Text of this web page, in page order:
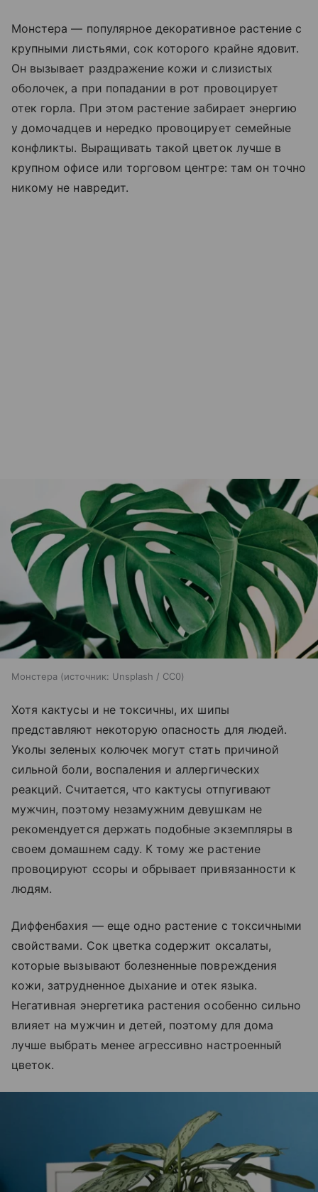
Монстера — популярное декоративное растение с
крупными листьями, сок которого крайне ядовит.
Он вызывает раздражение кожи и слизистых
оболочек, а при попадании в рот провоцирует
отек горла. При этом растение забирает энергию
у домочадцев и нередко провоцирует семейные
конфликты. Выращивать такой цветок лучше в
крупном офисе или торговом центре: там он точно
никому не навредит.
Монстера источник: Unsplash / CC0
Хотя кактусы и не токсичны, их шипы
представляют некоторую опасность для людей.
Уколы зеленых колючек могут стать причиной
сильной боли, воспаления и аллергических
реакций. Считается, что кактусы отпугивают
мужчин, поэтому незамужним девушкам не
рекомендуется держать подобные экземпляры в
своем домашнем саду. К тому же растение
провоцируют ссоры и обрывает привязанности к
людям.
Диффенбахия — еще одно растение с токсичными
свойствами. Сок цветка содержит оксалаты,
которые вызывают болезненные повреждения
кожи, затрудненное дыхание и отек языка.
Негативная энергетика растения особенно сильно
влияет на мужчин и детей, поэтому для дома
лучше выбрать менее агрессивно настроенный
цветок.